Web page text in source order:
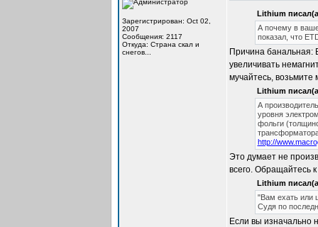
Зарегистрирован: Oct 02,
2007
Сообщения: 2117
Откуда: Cтрана скал и
снегов...
Lithium
А почему в
показал, что
Причина банальная:
увеличивать
мучайтесь,
Lithium
А
уровня
фольги
http://
Это думает не
всего. Обращайтесь
Lithium
"Вам ехать или
Судя по
Если вы изначально